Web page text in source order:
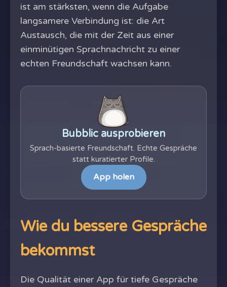
ist am stärksten, wenn die Aufgabe
langsamere Verbindung ist: die Art
Austausch, die mit der Zeit aus einer
einminütigen Sprachnachricht zu einer
echten Freundschaft wachsen kann.
Bubblic ausprobieren
Sprach-basierte Freundschaft. Echte Gespräche
statt kuratierter Profile.
App holen
Wie du bessere Gespräche
bekommst
Die Qualität einer App für tiefe Gespräche